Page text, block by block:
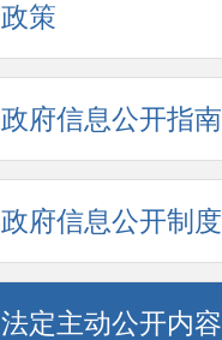
政策
政府信息公开指南
政府信息公开制度
法定主动公开内容